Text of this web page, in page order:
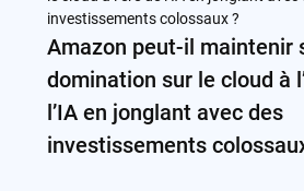
Amazon peut-il maintenir
domination sur le cloud à
l’IA en jonglant avec des
investissements